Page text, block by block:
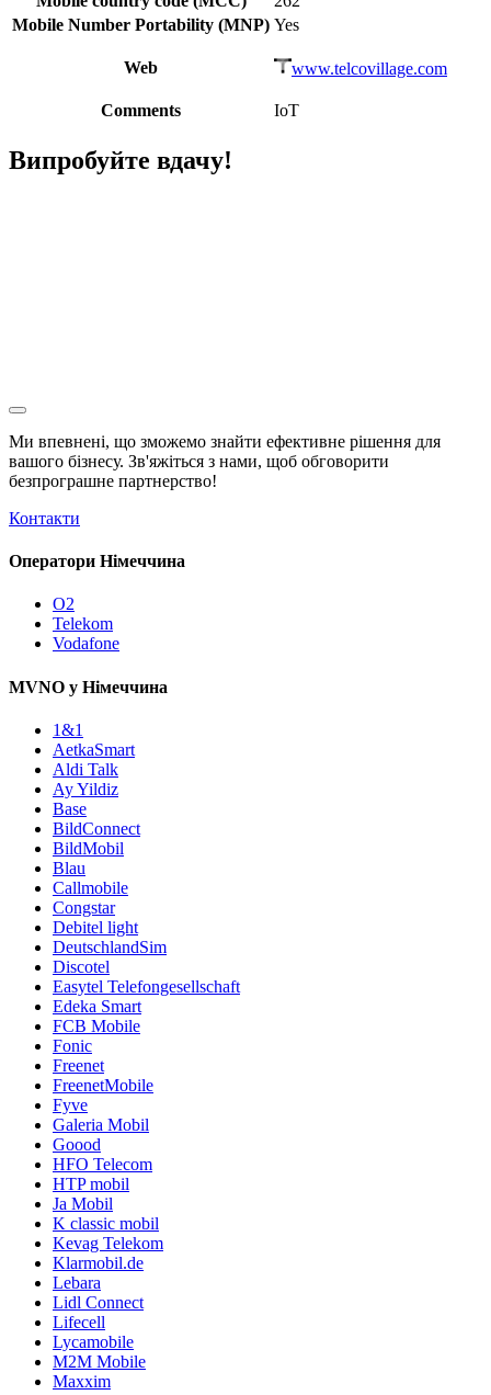
Mobile Number Portability (MNP) Yes
Web www.telcovillage.com
Comments IoT
Випробуйте вдачу!
Ми впевнені, що зможемо знайти ефективне рішення для
вашого бізнесу. Зв'яжіться з нами, щоб обговорити
безпрограшне партнерство!
Контакти
Оператори Німеччина
O2
Telekom
Vodafone
MVNO у Німеччина
1&1
AetkaSmart
Aldi Talk
Ay Yildiz
Base
BildConnect
BildMobil
Blau
Callmobile
Congstar
Debitel light
DeutschlandSim
Discotel
Easytel Telefongesellschaft
Edeka Smart
FCB Mobile
Fonic
Freenet
FreenetMobile
Fyve
Galeria Mobil
Goood
HFO Telecom
HTP mobil
Ja Mobil
K classic mobil
Kevag Telekom
Klarmobil.de
Lebara
Lidl Connect
Lifecell
Lycamobile
M2M Mobile
Maxxim